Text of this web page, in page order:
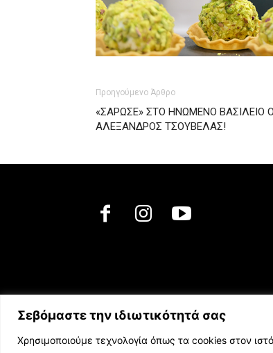
Σεβόμαστε την ιδιωτικότητά σας
Χρησιμοποιούμε τεχνολογία όπως τα cookies στον
Προηγούμενο Άρθρο
«ΣΑΡΩΣΕ» ΣΤΟ ΗΝΩΜΕΝΟ ΒΑΣΙΛΕΙΟ Ο
ΑΛΕΞΑΝΔΡΟΣ ΤΣΟΥΒΕΛΑΣ!